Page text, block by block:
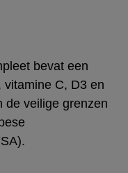
bevat een
vitamine C, D3 en
de veilige grenzen